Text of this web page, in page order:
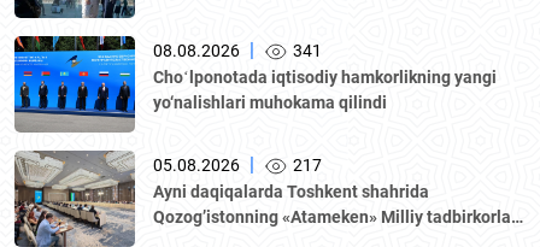
08.08.2026
341
Choʻlponotada iqtisodiy hamkorlikning yangi
yo‘nalishlari muhokama qilindi
05.08.2026
217
Аyni daqiqalarda Toshkent shahrida
Qozogʼistonning «Аtameken» Milliy tadbirkorlar